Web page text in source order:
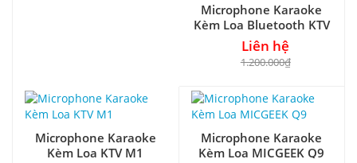
Microphone Karaoke
Kèm Loa Bluetooth KTV
M8
Liên hệ
1.200.000₫
Microphone Karaoke
Kèm Loa KTV M1
Microphone Karaoke
Kèm Loa MICGEEK Q9